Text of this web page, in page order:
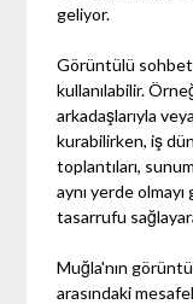
geliyor.
Görüntülü sohbet
kullanılabilir.
arkadaşlarıyla
kurabilirken, iş
toplantıları,
aynı yerde
tasarrufu
Muğla'nın
arasındaki